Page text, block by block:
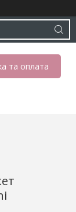
та оплата